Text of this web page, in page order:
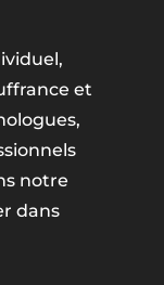
et
notre
dans